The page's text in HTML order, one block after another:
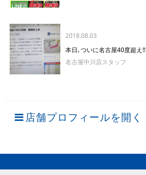
2018.08.03
本日､ついに名古屋40度超え!!
名古屋中川店スタッフ
店舗プロフィールを開く